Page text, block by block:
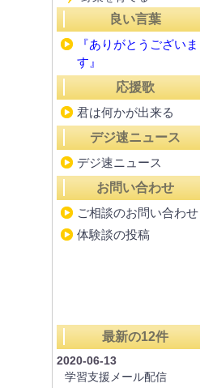
良い言葉
『ありがとうございま
す』
応援歌
君は何かが出来る
デジ速ニュース
デジ速ニュース
お問い合わせ
ご相談のお問い合わせ
体験談の投稿
最新の12件
2020-06-13
学習支援メール配信